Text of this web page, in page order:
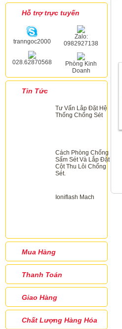
Hỗ trợ trực tuyến
tranngoc2000
Zalo:
0982927138
028.62870568
Phòng Kinh
Doanh
Tin Tức
Tư Vấn Lắp Đặt Hệ
Thống Chống Sét
Cách Phòng Chống
Sấm Sét Và Lắp Đặt
Cột Thu Lôi Chống
Sét.
Ioniflash Mach
Mua Hàng
Thanh Toán
Giao Hàng
Chất Lượng Hàng Hóa